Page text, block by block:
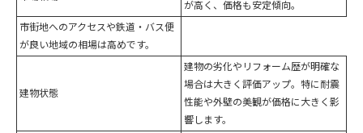
が高く、価格も安定傾向。
市街地へのアクセスや鉄道・バス便
が良い地域の相場は高めです。
建物状態
建物の劣化やリフォーム歴が明確な
場合は大きく評価アップ。特に耐震
性能や外壁の美観が価格に大きく影
響します。